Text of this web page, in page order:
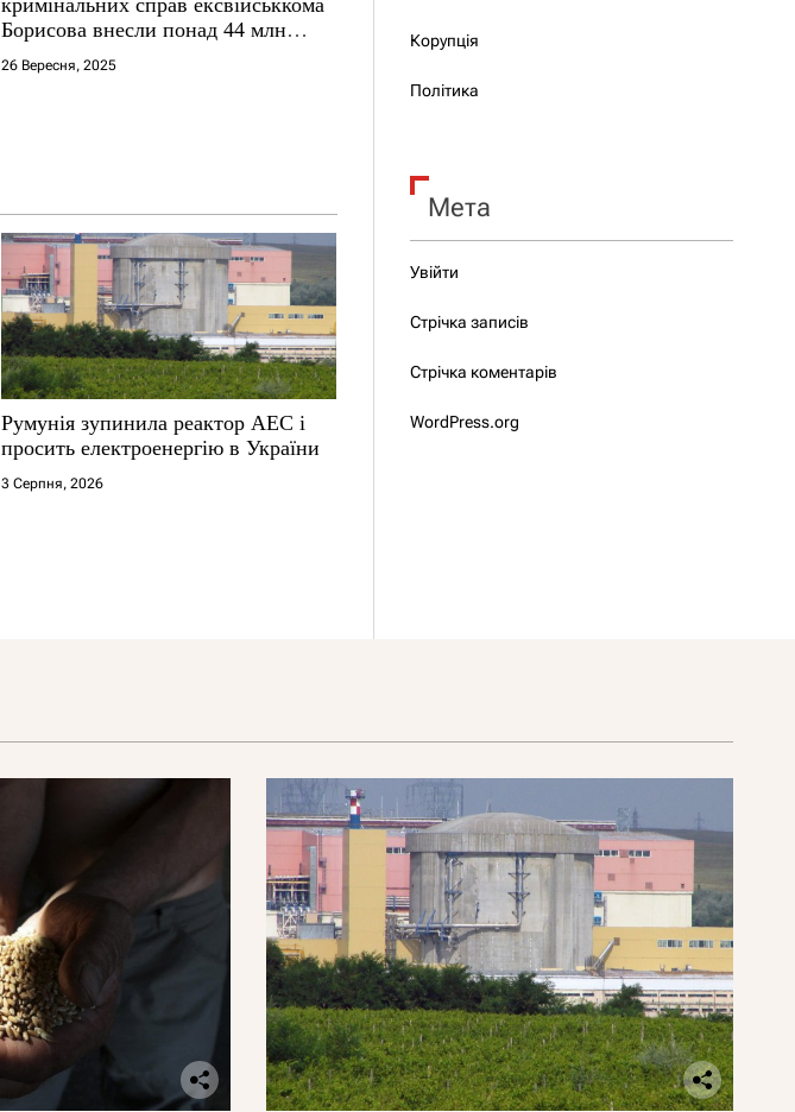
кримінальних справ ексвійськкома
Борисова внесли понад 44 млн
застави
26 Вересня, 2025
Румунія зупинила реактор АЕС і
просить електроенергію в України
3 Серпня, 2026
Корупція
Політика
Мета
Увійти
Стрічка записів
Стрічка коментарів
WordPress.org